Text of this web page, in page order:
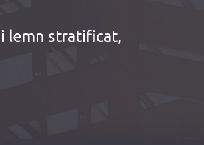
lemn stratificat,